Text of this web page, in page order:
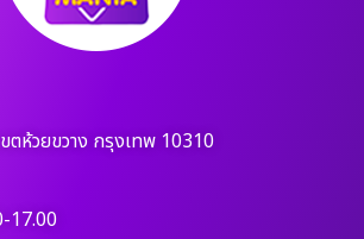
ตห้วยขวาง กรุงเทพ 10310
17.00